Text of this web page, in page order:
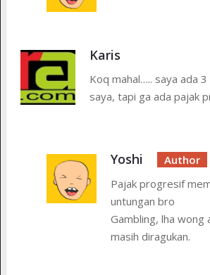
Karis
Koq mahal….. saya ada
saya, tapi ga ada pajak
Yoshi
Pajak progresif
untungan bro
Gambling, lha wong
masih diragukan.